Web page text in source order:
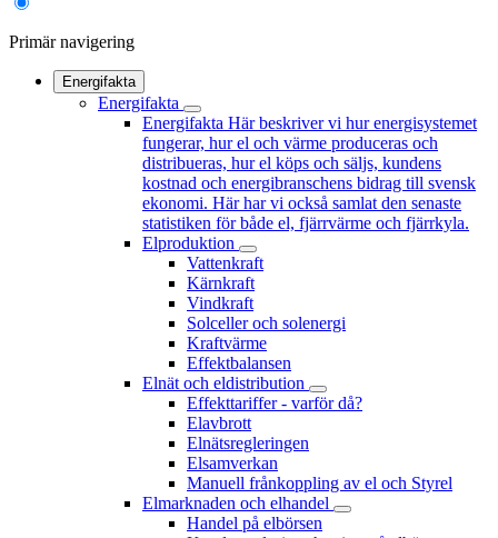
Primär navigering
Energifakta
Energifakta
Energifakta Här beskriver vi hur energisystemet
fungerar, hur el och värme produceras och
distribueras, hur el köps och säljs, kundens
kostnad och energibranschens bidrag till svensk
ekonomi. Här har vi också samlat den senaste
statistiken för både el, fjärrvärme och fjärrkyla.
Elproduktion
Vattenkraft
Kärnkraft
Vindkraft
Solceller och solenergi
Kraftvärme
Effektbalansen
Elnät och eldistribution
Effekttariffer - varför då?
Elavbrott
Elnätsregleringen
Elsamverkan
Manuell frånkoppling av el och Styrel
Elmarknaden och elhandel
Handel på elbörsen